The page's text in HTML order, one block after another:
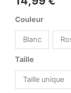
Couleur
Blanc
Taille
Taille unique